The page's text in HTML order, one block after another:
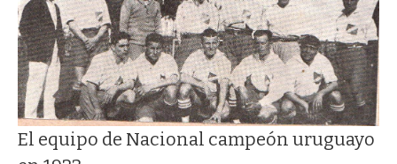
El equipo de Nacional campeón uruguayo